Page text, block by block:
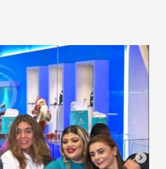
para a temporada de 2025.
que acertaram a
Hércules. O Fluminense
e 70% dos direitos
com o atleta por cinco
oficial do jogador no Centro